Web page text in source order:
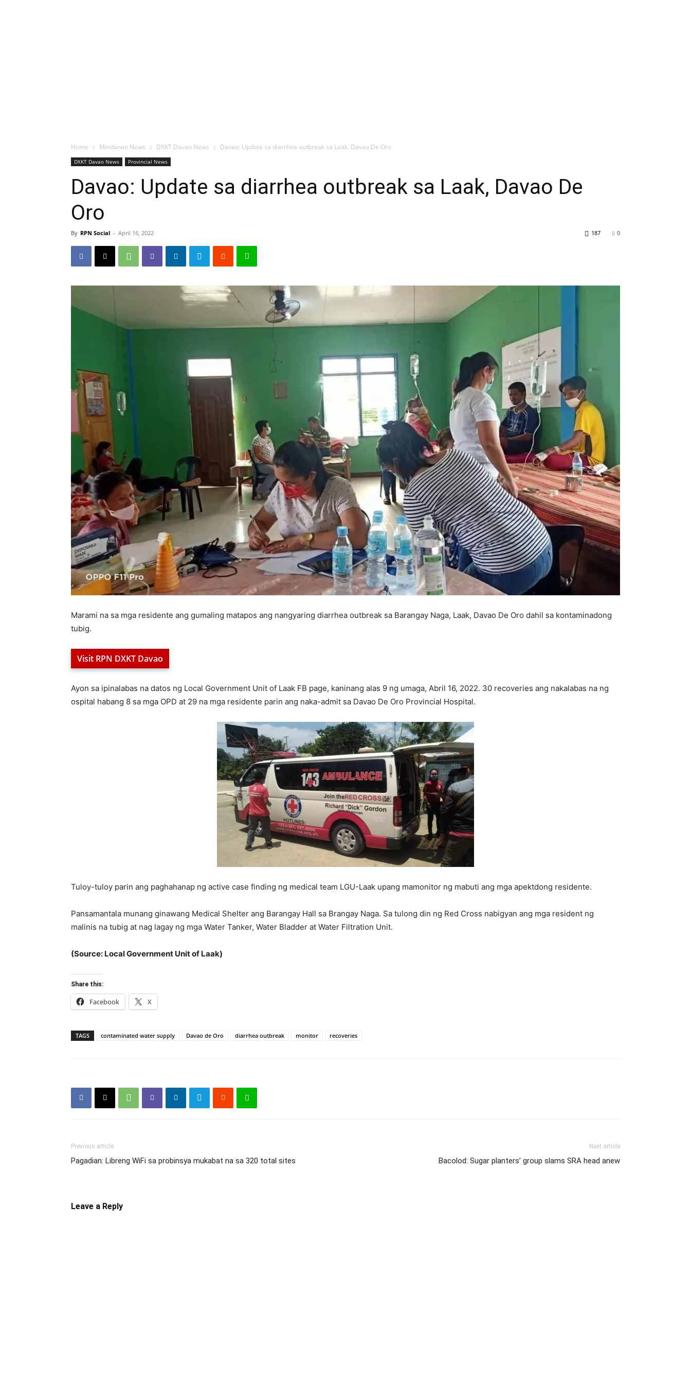
Home Mindanao News DXKT Davao News Davao: Update sa diarrhea outbreak sa Laak, Davao De Oro
DXKT Davao News Provincial News
Davao: Update sa diarrhea outbreak sa Laak, Davao De
Oro
By RPN Social - April 16, 2022 0
187
Marami na sa mga residente ang gumaling matapos ang nangyaring diarrhea outbreak sa Barangay Naga, Laak, Davao De Oro dahil sa kontaminadong
tubig.
Visit RPN DXKT Davao
Ayon sa ipinalabas na datos ng Local Government Unit of Laak FB page, kaninang alas 9 ng umaga, Abril 16, 2022. 30 recoveries ang nakalabas na ng
ospital habang 8 sa mga OPD at 29 na mga residente parin ang naka-admit sa Davao De Oro Provincial Hospital.
Tuloy-tuloy parin ang paghahanap ng active case finding ng medical team LGU-Laak upang mamonitor ng mabuti ang mga apektdong residente.
Pansamantala munang ginawang Medical Shelter ang Barangay Hall sa Brangay Naga. Sa tulong din ng Red Cross nabigyan ang mga resident ng
malinis na tubig at nag lagay ng mga Water Tanker, Water Bladder at Water Filtration Unit.
(Source: Local Government Unit of Laak)
Share this:
Facebook X
TAGS contaminated water supply Davao de Oro diarrhea outbreak monitor recoveries
Previous article
Pagadian: Libreng WiFi sa probinsya mukabat na sa 320 total sites
Next article
Bacolod: Sugar planters’ group slams SRA head anew
Leave a Reply